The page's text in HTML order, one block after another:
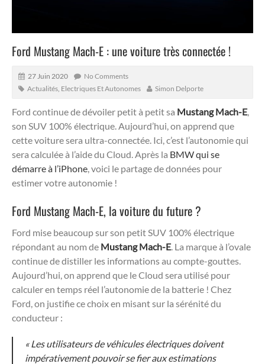
Ford Mustang Mach-E : une voiture très connectée !
27 Juin 2020
No Comments
Actualités Electriques Et Autonomes Simon Delporte
Ford continue de dévoiler petit à petit sa Mustang Mach-E,
son SUV 100% électrique. Aujourd’hui, on apprend que
cette voiture sera ultra-connectée. Ici, c’est l’autonomie qui
sera calculée à l’aide du Cloud. Après la BMW qui se
démarre à l’iPhone, voici le partage de données pour
estimer votre autonomie !
Ford Mustang Mach-E, la voiture du future ?
Ford mise beaucoup sur son petit SUV 100% électrique
répondant au nom de Mustang Mach-E. La marque à l’ovale
continue de distiller les informations au compte-gouttes.
Aujourd’hui, on apprend que le Cloud sera utilisé pour
calculer en temps réel l’autonomie de la batterie ! Chez
Ford, on justifie ce choix en misant sur la sérénité du
conducteur :
« Les utilisateurs de véhicules électriques doivent
impérativement pouvoir se fier aux estimations